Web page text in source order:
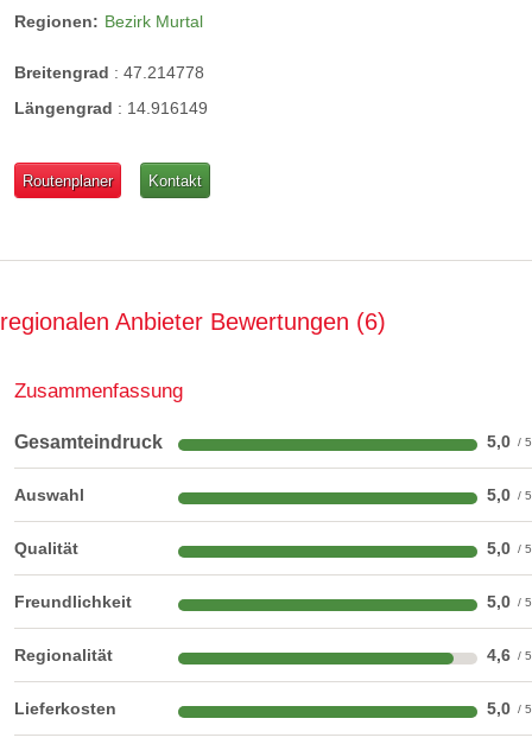
natürliche Duftnote, hergestellt aus zertifizierten
Raumsprays
Katalog überwiegend regionale Produkte
Regionen: Bezirk Murtal
Breitengrad : 47.214778
Längengrad : 14.916149
Routenplaner Kontakt
regionalen Anbieter Bewertungen 6
Zusammenfassung
Gesamteindruck 5,0
Auswahl 5,0
Qualität 5,0
Freundlichkeit 5,0
Regionalität 4,6
Lieferkosten 5,0